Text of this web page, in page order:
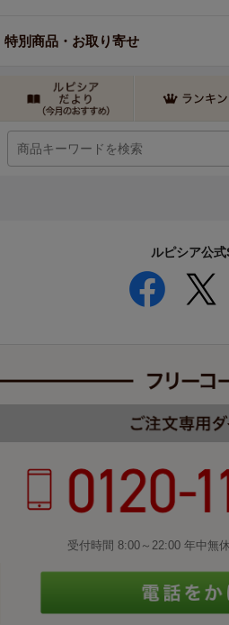
特別商品・お取り寄せ
ルピシア公式
受付時間 8:00～22:00 年中無